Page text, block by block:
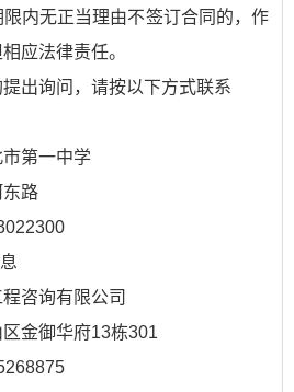
内无正当理由不签订合同的，作
应法律责任。
出询问，请按以下方式联系
第一中学
路
咨询有限公司
金御华府13栋301